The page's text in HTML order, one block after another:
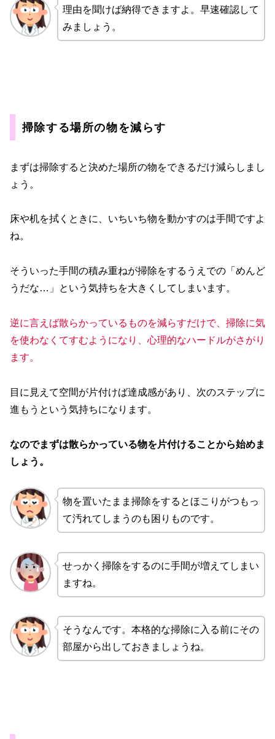
理由を聞けば納得できますよ。早速確認して
みましょう。
掃除する場所の物を減らす
まずは掃除すると決めた場所の物をできるだけ減らしまし
ょう。
床や机を拭くときに、いちいち物を動かすのは手間ですよ
ね。
そういった手間の積み重ねが掃除をするうえでの「めんど
うだな…」という気持ちを大きくしてしまいます。
逆に言えば散らかっているものを減らすだけで、掃除に気
を使わなくてすむようになり、心理的なハードルがさがり
ます。
目に見えて空間が片付けば達成感があり、次のステップに
進もうという気持ちになります。
なのでまずは散らかっている物を片付けることから始めま
しょう。
物を置いたまま掃除をするとほこりがつもっ
て汚れてしまうのも困りものです。
せっかく掃除をするのに手間が増えてしまい
ますね。
そうなんです。本格的な掃除に入る前にその
部屋から出しておきましょうね。